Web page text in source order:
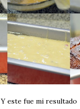
Y este fue mi resultado